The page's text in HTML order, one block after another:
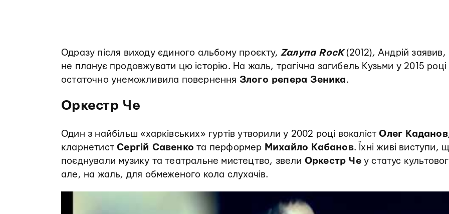
Одразу після виходу єдиного альбому проєкту, Zалупа RocK (2012), Андрій
не планує продовжувати цю історію. На жаль, трагічна загибель Кузьми у 2015 році
остаточно унеможливила повернення Злого репера Зеника.
Оркестр Че
Один з найбільш «харківських» гуртів утворили у 2002 році вокалістОлег Каданов
кларнетистСергій Савенко та перформер Михайло Кабанов. Їхні живі виступи,
поєднували музику та театральне мистецтво, звели Оркестр Чеу статус
але, на жаль, для обмеженого кола слухачів.